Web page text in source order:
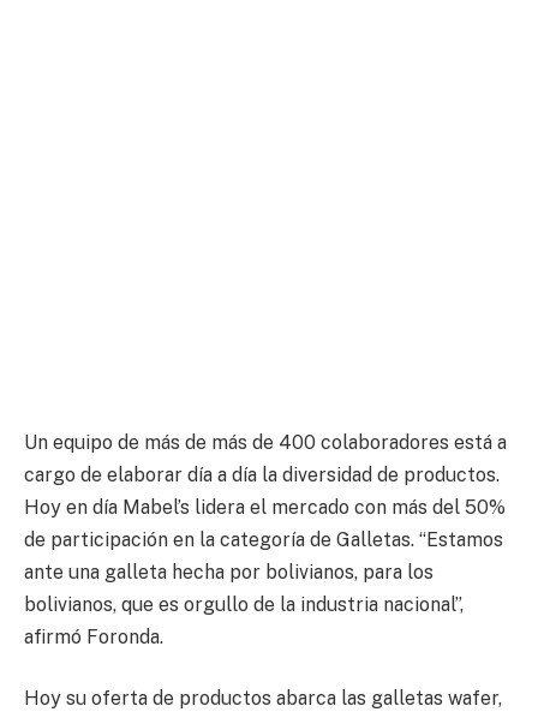
Un equipo de más de más de 400 colaboradores está a
cargo de elaborar día a día la diversidad de productos.
Hoy en día Mabel’s lidera el mercado con más del 50%
de participación en la categoría de Galletas. “Estamos
ante una galleta hecha por bolivianos, para los
bolivianos, que es orgullo de la industria nacional”,
afirmó Foronda.
Hoy su oferta de productos abarca las galletas wafer,